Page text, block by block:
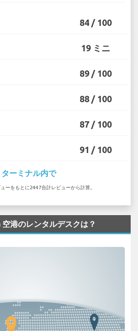
84 / 100
19 ミニ
89 / 100
88 / 100
87 / 100
91 / 100
ターミナル内で
ーをもとに2447合計レビューから計算。
港のレンタルデスクは？